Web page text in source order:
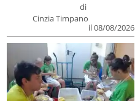
di
Cinzia Timpano
il 08/08/2026